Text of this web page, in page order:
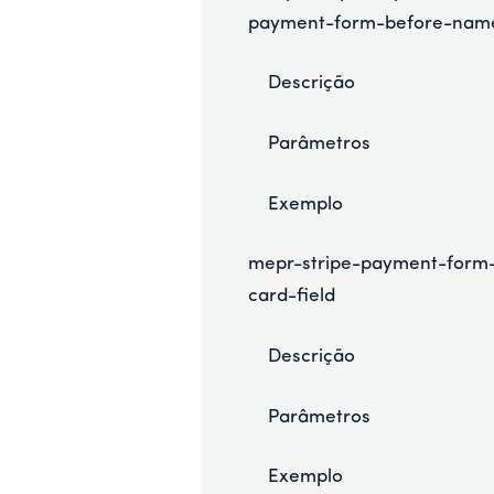
payment-form-before-
Descrição
Parâmetros
Exemplo
mepr-stripe-payment-
card-field
Descrição
Parâmetros
Exemplo